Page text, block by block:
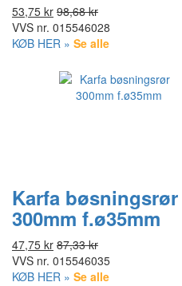
53,75 kr 98,68 kr
VVS nr. 015546028
KØB HER » Se alle
Karfa bøsningsrør
300mm f.ø35mm
47,75 kr 87,33 kr
VVS nr. 015546035
KØB HER » Se alle